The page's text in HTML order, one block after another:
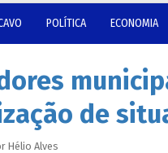
POLÍTICA ECONOMIA
de
Hélio Alves